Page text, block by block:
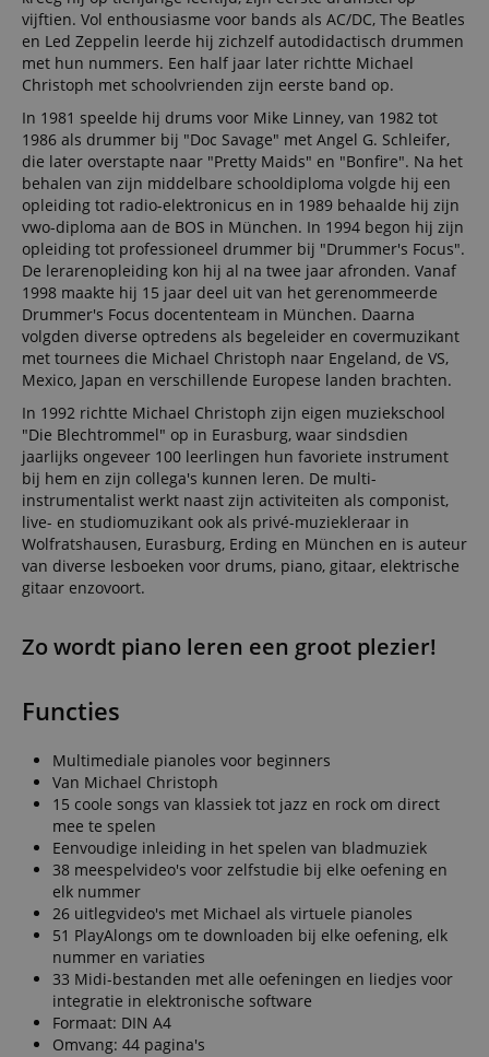
vijftien. Vol enthousiasme voor bands als AC/DC, The Beatles
en Led Zeppelin leerde hij zichzelf autodidactisch drummen
met hun nummers. Een half jaar later richtte Michael
Christoph met schoolvrienden zijn eerste band op.
In 1981 speelde hij drums voor Mike Linney, van 1982 tot
1986 als drummer bij "Doc Savage" met Angel G. Schleifer,
die later overstapte naar "Pretty Maids" en "Bonfire". Na het
behalen van zijn middelbare schooldiploma volgde hij een
opleiding tot radio-elektronicus en in 1989 behaalde hij zijn
vwo-diploma aan de BOS in München. In 1994 begon hij zijn
opleiding tot professioneel drummer bij "Drummer's Focus".
De lerarenopleiding kon hij al na twee jaar afronden. Vanaf
1998 maakte hij 15 jaar deel uit van het gerenommeerde
Drummer's Focus docententeam in München. Daarna
volgden diverse optredens als begeleider en covermuzikant
met tournees die Michael Christoph naar Engeland, de VS,
Mexico, Japan en verschillende Europese landen brachten.
In 1992 richtte Michael Christoph zijn eigen muziekschool
"Die Blechtrommel" op in Eurasburg, waar sindsdien
jaarlijks ongeveer 100 leerlingen hun favoriete instrument
bij hem en zijn collega's kunnen leren. De multi-
instrumentalist werkt naast zijn activiteiten als componist,
live- en studiomuzikant ook als privé-muziekleraar in
Wolfratshausen, Eurasburg, Erding en München en is auteur
van diverse lesboeken voor drums, piano, gitaar, elektrische
gitaar enzovoort.
Zo wordt piano leren een groot plezier!
Functies
Multimediale pianoles voor beginners
Van Michael Christoph
15 coole songs van klassiek tot jazz en rock om direct
mee te spelen
Eenvoudige inleiding in het spelen van bladmuziek
38 meespelvideo's voor zelfstudie bij elke oefening en
elk nummer
26 uitlegvideo's met Michael als virtuele pianoles
51 PlayAlongs om te downloaden bij elke oefening, elk
nummer en variaties
33 Midi-bestanden met alle oefeningen en liedjes voor
integratie in elektronische software
Formaat: DIN A4
Omvang: 44 pagina's